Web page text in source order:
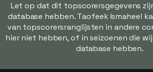
Let op dat dit topscorersgegevens
database hebben. Taofeek Ismaheel
van topscorersranglijsten in andere
hier niet hebben, of in seizoenen die
database hebben.